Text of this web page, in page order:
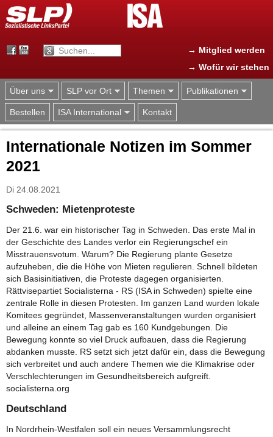
Jump to navigation
→ Mitglied werden
→ Wofür wir stehen
Über uns SLP vor Ort Themen Publikationen
Bestellen ISA International Kontakt
Internationale Notizen im Sommer
2021
Di 24.08.2021
Schweden: Mietenproteste
Der 21.6. war ein historischer Tag in Schweden. Das erste Mal in
der Geschichte des Landes verlor ein Regierungschef ein
Misstrauensvotum. Warum? Die Regierung plante Gesetze
aufzuheben, die die Höhe von Mieten regulieren. Schnell bildeten
sich Basisinitiativen, die Proteste dagegen organisierten.
Rättvisepartiet Socialisterna - RS (ISA in Schweden) spielte eine
zentrale Rolle in diesen Protesten. Im ganzen Land wurden lokale
Komitees gegründet, Massenveranstaltungen wurden organisiert
und alleine an einem Tag gab es 160 Kundgebungen. Die
Bewegung konnte so viel Druck aufbauen, dass die Regierung
abdanken musste. RS setzt sich jetzt dafür ein, dass die Bewegung
sich verbreitet und auch andere Themen wie die Klimakrise oder
Verschlechterungen im Gesundheitsbereich aufgreift.
socialisterna.org
Deutschland
In Nordrhein-Westfalen soll ein neues Versammlungsrecht